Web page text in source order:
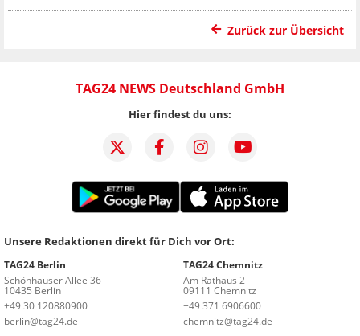
Zurück zur Übersicht
TAG24 NEWS Deutschland GmbH
Hier findest du uns:
Unsere Redaktionen direkt für Dich vor Ort:
TAG24 Berlin
Schönhauser Allee 36
10435 Berlin
+49 30 120880900
berlin@tag24.de
TAG24 Chemnitz
Am Rathaus 2
09111 Chemnitz
+49 371 6906600
chemnitz@tag24.de